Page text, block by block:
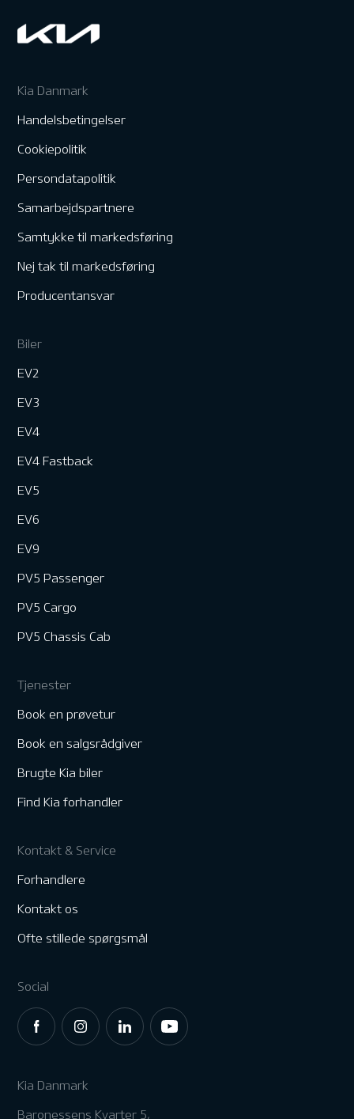
Kia Danmark
Handelsbetingelser
Cookiepolitik
Persondatapolitik
Samarbejdspartnere
Samtykke til markedsføring
Nej tak til markedsføring
Producentansvar
Biler
EV2
EV3
EV4
EV4 Fastback
EV5
EV6
EV9
PV5 Passenger
PV5 Cargo
PV5 Chassis Cab
Tjenester
Book en prøvetur
Book en salgsrådgiver
Brugte Kia biler
Find Kia forhandler
Kontakt & Service
Forhandlere
Kontakt os
Ofte stillede spørgsmål
Social
Kia Danmark
Baronessens Kvarter 5,